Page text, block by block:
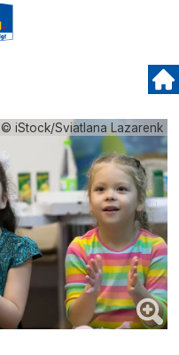
© iStock/Sviatlana Lazarenk